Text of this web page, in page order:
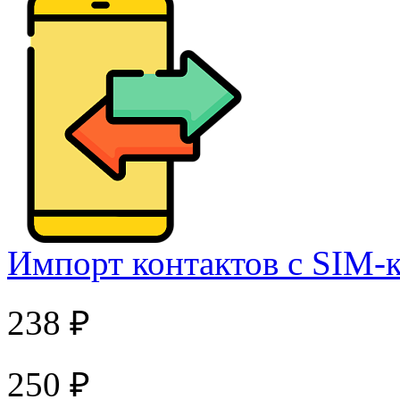
Импорт контактов c SIM-
238 ₽
250 ₽